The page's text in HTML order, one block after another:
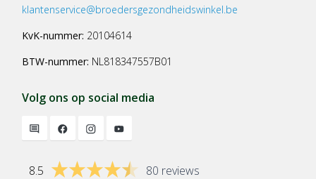
klantenservice@broedersgezondheidswinkel.be
KvK-nummer: 20104614
BTW-nummer: NL818347557B01
Volg ons op social media
8.5 80 reviews